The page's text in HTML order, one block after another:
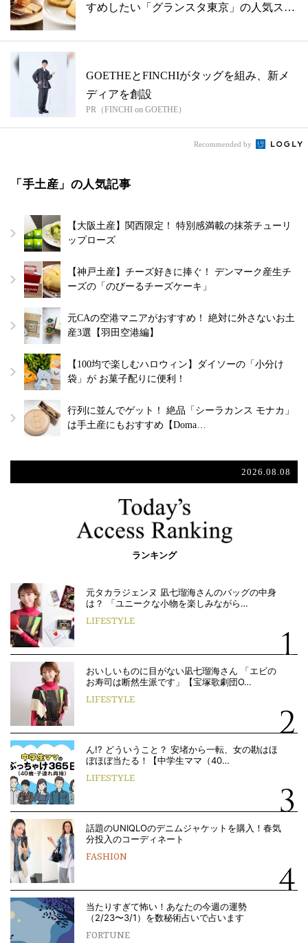
すめしたい「グランスタ東京」の人気スイ
GOETHEとFINCHIがタッグを組み、新メ
ディアを創設
PR（FINCHI on GOETHE）
Recommended by
「手土産」の人気記事
【大阪土産】関西限定！ 特別感満載の抹茶チューリ
ップローズ
【神戸土産】チーズ好きに捧ぐ！ デンマーク産生チ
ーズの「のびーるチーズケーキ」
元CAの空港マニアがおすすめ！ 絶対に外さないお土
産3選【羽田空港編】
【100均で楽しむハロウィン】ダイソーの「小分け
袋」が お菓子配りに便利！
行列に並んでゲット！ 絶品「シーラカンス モナカ」
は手土産にもおすすめ【Doma…
2026.08.08
ランキング
元タカラジェンヌ 凪七瑠海さんのバッグの中身
は？ 「ユニークな小物を楽しみながら…
LIFESTYLE
おいしいものに目がない凪七瑠海さん 「エビの
お寿司は断然生派です」【宝塚歌劇団O…
LIFESTYLE
ん!? どういうこと？ 安堵から一転、女の勘はほ
ぼほぼ当たる！【中学生ママ（40…
LIFESTYLE
話題のUNIQLOのデニムジャケットを購入！春気
分投入のコーディネート
FASHION
当たりすぎて怖い！あなたの今週の運勢
（2/23〜3/1）を数秘術占いで占います
FORTUNE